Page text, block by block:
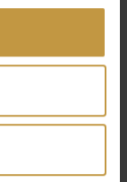
gebruik van
(zilver, leer,
zowel door
stijlen en
expressie.